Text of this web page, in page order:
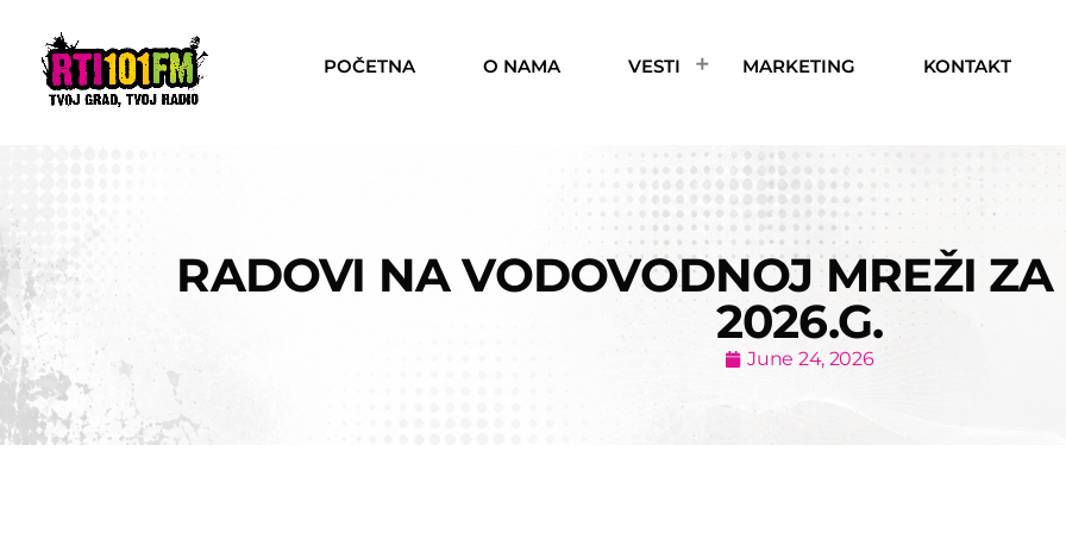
POČETNA O NAMA VESTI MARKETING KONTAKT
RADOVI NA VODOVODNOJ MREŽI
2026.G.
June 24, 2026